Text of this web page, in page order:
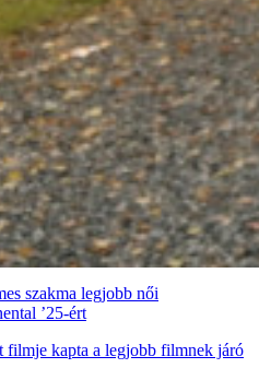
szakma legjobb női
’25-ért
filmje kapta a legjobb filmnek járó